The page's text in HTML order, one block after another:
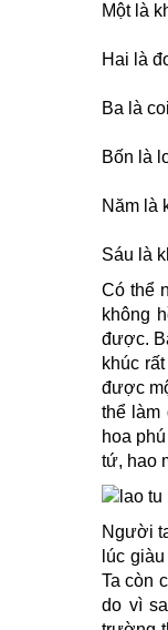
Một là
Hai là
Ba là
Bốn là
Năm là
Sáu là
Có thể
không
được.
khúc
được
thể làm
hoa
tứ, hao
Người
lúc
Ta còn
do vì